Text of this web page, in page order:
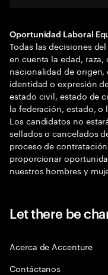
Oportunidad Laboral
Todas las decisiones
en cuenta la edad,
nacionalidad de
identidad o expresión
estado civil, estado de
la federación, estado, o
Los candidatos no
sellados o cancelados
proceso de
proporcionar
nuestros hombres y
Let there be
Acerca de Accenture
Contáctanos